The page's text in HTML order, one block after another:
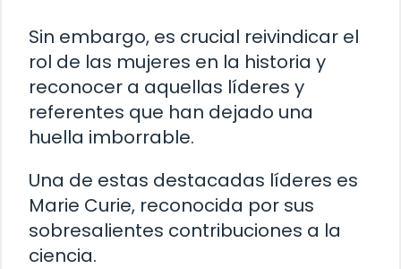
Sin embargo, es crucial reivindicar el
rol de las mujeres en la historia y
reconocer a aquellas líderes y
referentes que han dejado una
huella imborrable.
Una de estas destacadas líderes es
Marie Curie, reconocida por sus
sobresalientes contribuciones a la
ciencia.